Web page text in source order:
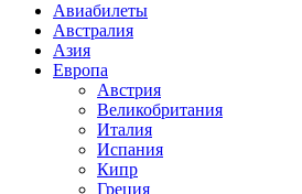
Авиабилеты
Австралия
Азия
Европа
Австрия
Великобритания
Италия
Испания
Кипр
Греция